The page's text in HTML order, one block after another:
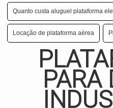
Quanto custa aluguel plataforma
Locação de plataforma aérea
PARA